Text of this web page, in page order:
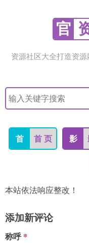
官
资源社区大全打造资
搜
索
关
字
首 首 页 影
本站依法响应整改！
添加新评论
称呼